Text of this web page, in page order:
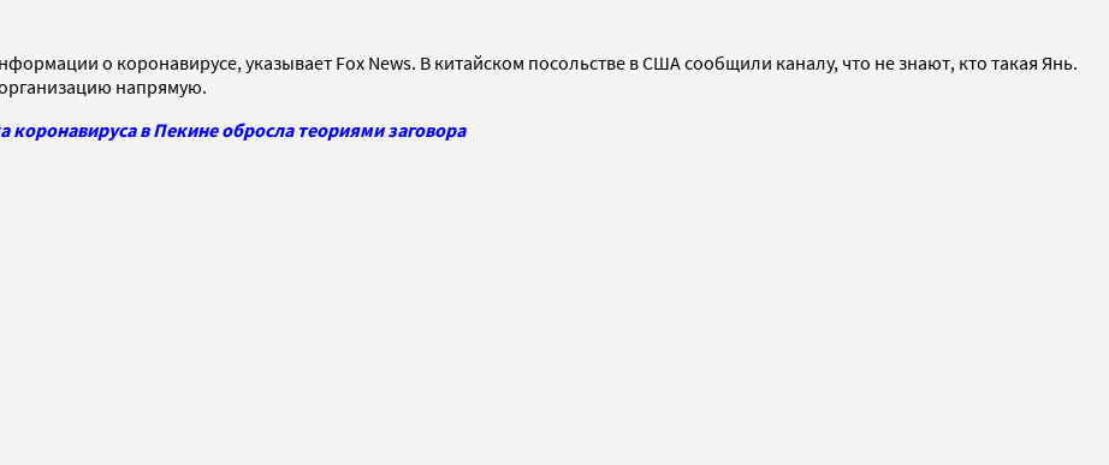
о коронавирусе, указывает Fox News. В китайском посольстве в США сообщили каналу, что не знают, кто такая Янь.
напрямую.
в Пекине обросла теориями заговора